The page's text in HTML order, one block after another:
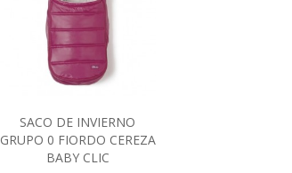
Comprar
SACO DE INVIERNO
GRUPO 0 FIORDO CEREZA
BABY CLIC